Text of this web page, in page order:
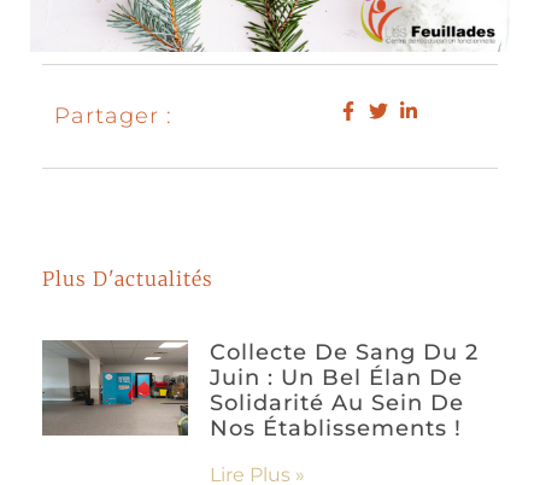
Partager :
Plus D'actualités
Collecte De Sang Du 2
Juin : Un Bel Élan De
Solidarité Au Sein De
Nos Établissements !
Lire Plus »